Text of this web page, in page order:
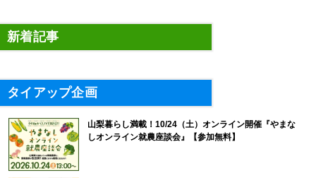
新着記事
タイアップ企画
山梨暮らし満載！10/24（土）オンライン開催『やまな
しオンライン就農座談会』【参加無料】